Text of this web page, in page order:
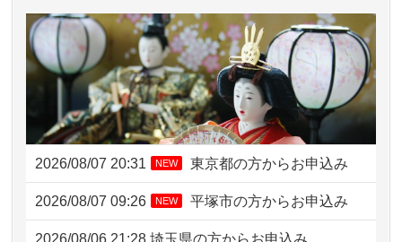
2026/08/07 20:31 NEW 東京都の方からお申込み
2026/08/07 09:26 NEW 平塚市の方からお申込み
2026/08/06 21:28 埼玉県の方からお申込み